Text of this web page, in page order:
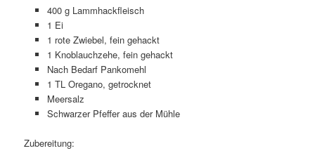
400 g Lammhackfleisch
1 Ei
1 rote Zwiebel, fein gehackt
1 Knoblauchzehe, fein gehackt
Nach Bedarf Pankomehl
1 TL Oregano, getrocknet
Meersalz
Schwarzer Pfeffer aus der Mühle
Zubereitung: